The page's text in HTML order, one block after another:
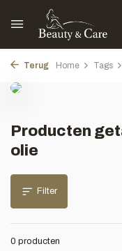
Terug Home Tags
Producten
olie
Filter
0 producten